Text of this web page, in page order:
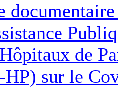
de
HP) sur le